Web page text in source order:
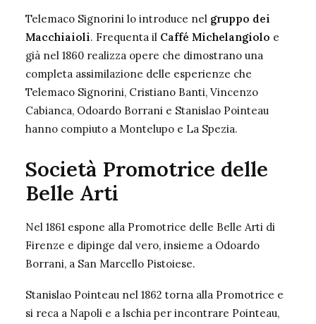
Telemaco Signorini lo introduce nel gruppo dei
Macchiaioli. Frequenta il Caffé Michelangiolo e
già nel 1860 realizza opere che dimostrano una
completa assimilazione delle esperienze che
Telemaco Signorini, Cristiano Banti, Vincenzo
Cabianca, Odoardo Borrani e Stanislao Pointeau
hanno compiuto a Montelupo e La Spezia.
Società Promotrice delle
Belle Arti
Nel 1861 espone alla Promotrice delle Belle Arti di
Firenze e dipinge dal vero, insieme a Odoardo
Borrani, a San Marcello Pistoiese.
Stanislao Pointeau nel 1862 torna alla Promotrice e
si reca a Napoli e a lschia per incontrare Pointeau,